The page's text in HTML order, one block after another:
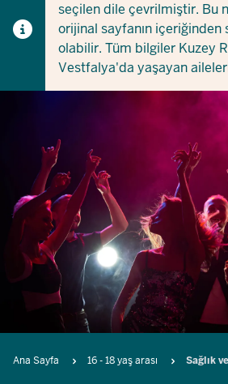
seçilen dile çevrilmiştir. Bu
orijinal sayfanın içeriğinden
olabilir. Tüm bilgiler Kuzey
Vestfalya'da yaşayan
Breadcrumb
Ana Sayfa 16 - 18 yaş arası Sağlık